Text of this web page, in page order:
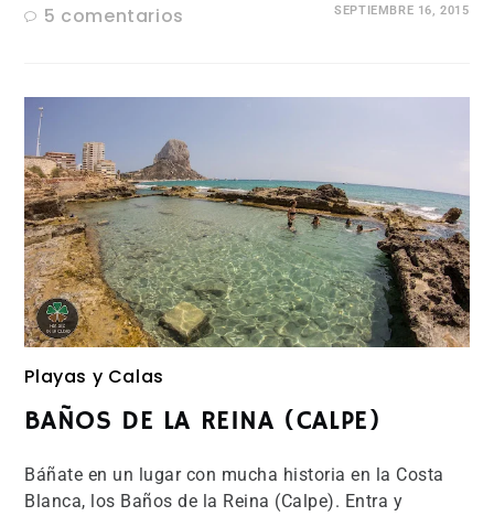
5 comentarios SEPTIEMBRE 16, 2015
Playas y Calas
BAÑOS DE LA REINA (CALPE)
Báñate en un lugar con mucha historia en la Costa
Blanca, los Baños de la Reina (Calpe). Entra y